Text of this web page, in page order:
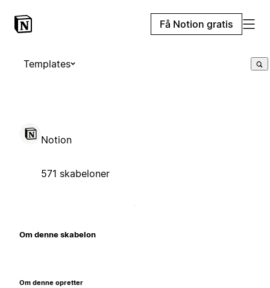
Få Notion gratis
Templates
Notion
571 skabeloner
Om denne skabelon
Om denne opretter